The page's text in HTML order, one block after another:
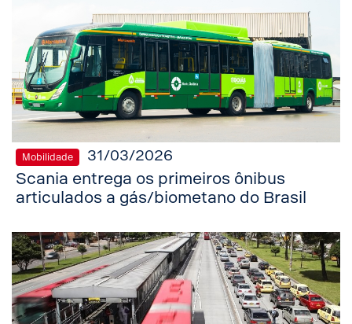
Mobilidade 31/03/2026
Scania entrega os primeiros ônibus
articulados a gás/biometano do Brasil